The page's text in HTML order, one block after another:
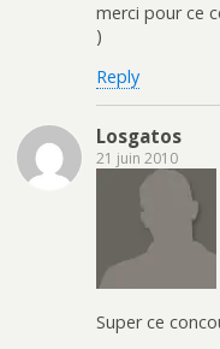
merci pour ce
)
Reply
Losgatos
21 juin 2010
Super ce